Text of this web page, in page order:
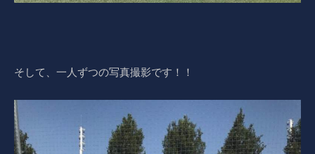
そして、一人ずつの写真撮影です！！